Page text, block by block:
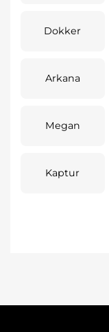
Dokker
Arkana
Megan
Kaptur